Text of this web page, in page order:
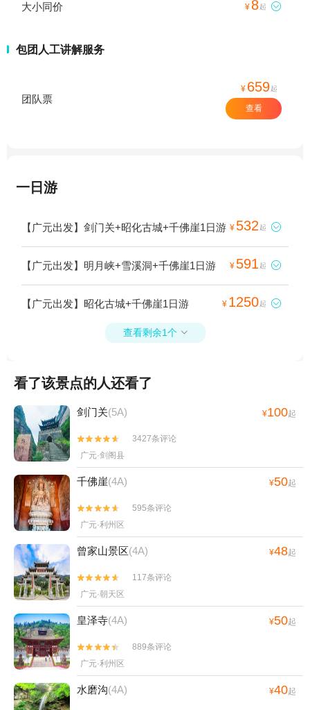
大小同价 ¥ 8起 
包团人工讲解服务
团队票
¥ 659起
查看
一日游
【广元出发】剑门关+昭化古城+千佛崖1日游 ¥ 532 起 
【广元出发】明月峡+雪溪洞+千佛崖1日游 ¥ 591 起 
【广元出发】昭化古城+千佛崖1日游 ¥ 1250起 
查看剩余1个 
看了该景点的人还看了
剑门关(5A) ¥100起


3427条评论
广元·剑阁县
千佛崖(4A) ¥50起


595条评论
广元·利州区
曾家山景区(4A) ¥48起


117条评论
广元·朝天区
皇泽寺(4A) ¥50起


889条评论
广元·利州区
水磨沟(4A) ¥40起